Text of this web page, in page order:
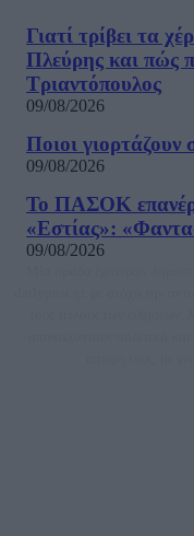
Γιατί τρίβει τα
Πλεύρης και πώς
Τριαντόπουλος
09/08/2026
Ποιοι
09/08/2026
Το ΠΑΣΟΚ
«Εστίας»:
09/08/2026